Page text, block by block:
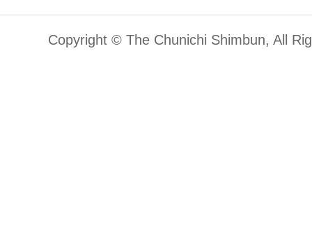
Copyright © The Chunichi Shimbun, All